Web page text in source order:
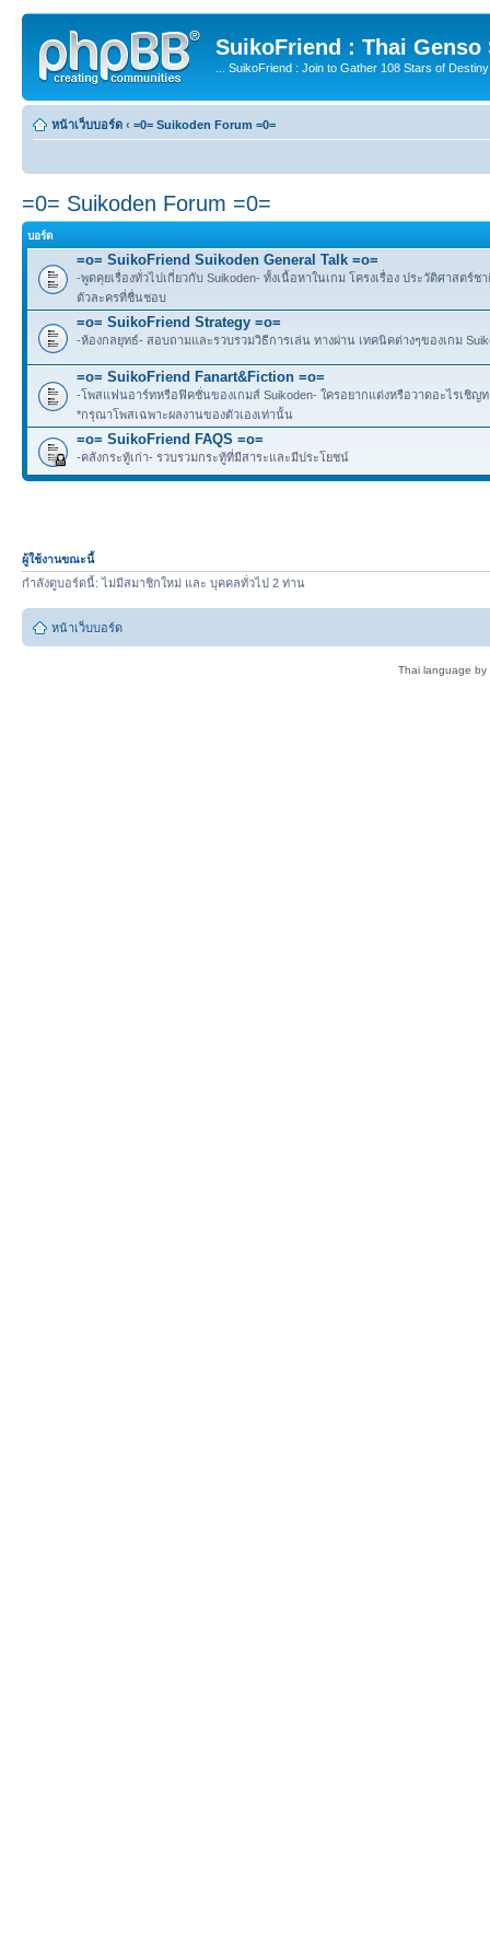
SuikoFriend : Thai Genso
... SuikoFriend : Join to Gather 108 Stars of
หน้าเว็บบอร์ด ‹ =0= Suikoden Forum =0=
=0= Suikoden Forum =0=
บอร์ด
=o= SuikoFriend Suikoden General Talk =o=
-พูดคุยเรื่องทั่วไปเกี่ยวกับ Suikoden- ทั้งเนื้อหาในเกม โครงเรื่อง ประวัติศาสตร์ช
ตัวละครที่ชื่นชอบ
=o= SuikoFriend Strategy =o=
-ห้องกลยุทธ์- สอบถามและรวบรวมวิธีการเล่น ทางผ่าน เทคนิคต่างๆของเกม
=o= SuikoFriend Fanart&Fiction =o=
-โพสแฟนอาร์ทหรือฟิคชั่นของเกมส์ Suikoden- ใครอยากแต่งหรือวาดอะไรเชิญท
*กรุณาโพสเฉพาะผลงานของตัวเองเท่านั้น
=o= SuikoFriend FAQS =o=
-คลังกระทู้เก่า- รวบรวมกระทู้ที่มีสาระและมีประโยชน์
ผู้ใช้งานขณะนี้
กำลังดูบอร์ดนี้: ไม่มีสมาชิกใหม่ และ บุคคลทั่วไป 2 ท่าน
หน้าเว็บบอร์ด
Thai language by